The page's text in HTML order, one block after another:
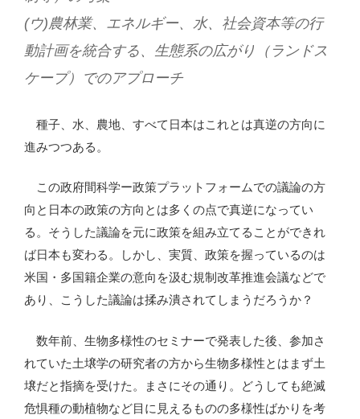
(ウ)農林業、エネルギー、水、社会資本等の行
動計画を統合する、生態系の広がり（ランドス
ケープ）でのアプローチ
種子、水、農地、すべて日本はこれとは真逆の方向に
進みつつある。
この政府間科学ー政策プラットフォームでの議論の方
向と日本の政策の方向とは多くの点で真逆になってい
る。そうした議論を元に政策を組み立てることができれ
ば日本も変わる。しかし、実質、政策を握っているのは
米国・多国籍企業の意向を汲む規制改革推進会議などで
あり、こうした議論は揉み潰されてしまうだろうか？
数年前、生物多様性のセミナーで発表した後、参加さ
れていた土壌学の研究者の方から生物多様性とはまず土
壌だと指摘を受けた。まさにその通り。どうしても絶滅
危惧種の動植物など目に見えるものの多様性ばかりを考